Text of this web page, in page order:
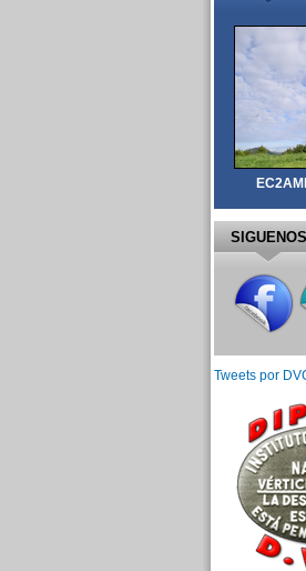
SIGUENOS
Tweets por